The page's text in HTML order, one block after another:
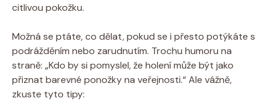
citlivou pokožku.
Možná se ptáte, co dělat, pokud se i přesto potýkáte s
podrážděním nebo zarudnutím. Trochu humoru na
straně: „Kdo by si pomyslel, že holení může být jako
přiznat barevné ponožky na veřejnosti.“ Ale vážně,
zkuste tyto tipy: